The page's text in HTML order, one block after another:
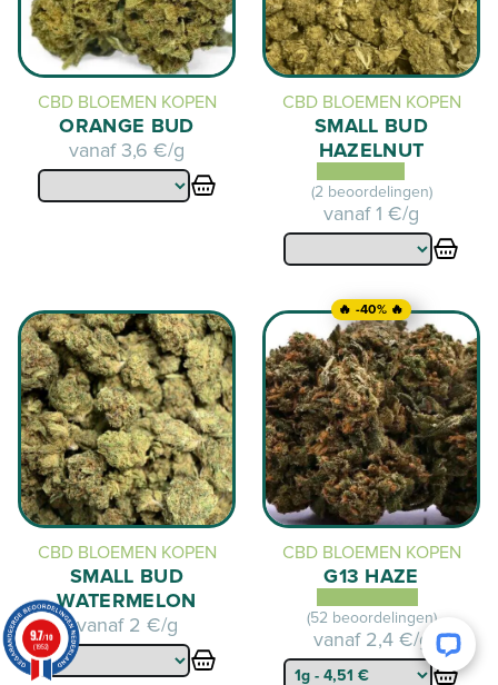
CBD BLOEMEN KOPEN
ORANGE BUD
vanaf 3,6 €/g
CBD BLOEMEN KOPEN
SMALL BUD
HAZELNUT
(2 beoordelingen)
vanaf1 €/g
CBD BLOEMEN KOPEN
SMALL BUD
WATERMELON
vanaf 2 €/g
🔥 -40% 🔥
CBD BLOEMEN KOPEN
G13 HAZE
(52 beoordelingen)
vanaf 2,4 €/g
9.7/10
(1952)